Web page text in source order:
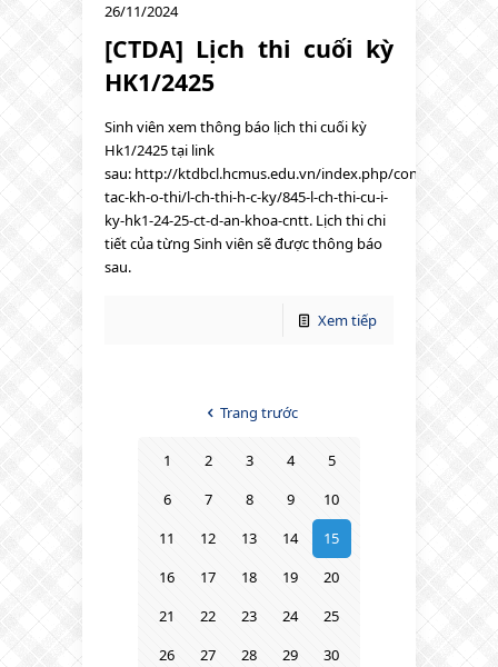
26/11/2024
[CTDA] Lịch thi cuối kỳ
HK1/2425
Sinh viên xem thông báo lịch thi cuối kỳ
Hk1/2425 tại link
sau: http://ktdbcl.hcmus.edu.vn/index.php/cong-
tac-kh-o-thi/l-ch-thi-h-c-ky/845-l-ch-thi-cu-i-
ky-hk1-24-25-ct-d-an-khoa-cntt. Lịch thi chi
tiết của từng Sinh viên sẽ được thông báo
sau.
Xem tiếp
Trang trước
1 2 3 4
5
6
7 8 9
10
11
12 13 14
15
16
17 18 19
20
21
22 23 24
25
26
27 28 29
30